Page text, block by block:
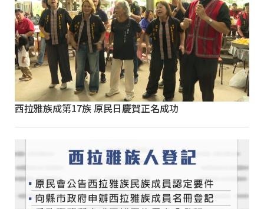
西拉雅族成第17族 原民日慶賀正名成功